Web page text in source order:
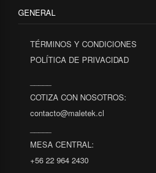
GENERAL
TÉRMINOS Y CONDICIONES
POLÍTICA DE PRIVACIDAD
COTIZA CON NOSOTROS:
contacto@maletek.cl
MESA CENTRAL:
+56 22 964 2430